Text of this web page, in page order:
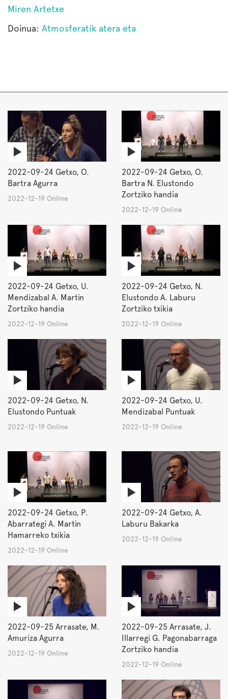
Miren Artetxe
Doinua: Atmosferatik atera eta
2022-09-24 Getxo, O.
Bartra Agurra
2022-12-19 Online
2022-09-24 Getxo, O.
Bartra N. Elustondo
Zortziko handia
2022-12-19 Online
2022-09-24 Getxo, U.
Mendizabal A. Martin
Zortziko handia
2022-12-19 Online
2022-09-24 Getxo, N.
Elustondo A. Laburu
Zortziko txikia
2022-12-19 Online
2022-09-24 Getxo, N.
Elustondo Puntuak
2022-12-19 Online
2022-09-24 Getxo, U.
Mendizabal Puntuak
2022-12-19 Online
2022-09-24 Getxo, P.
Abarrategi A. Martin
Hamarreko txikia
2022-12-19 Online
2022-09-24 Getxo, A.
Laburu Bakarka
2022-12-19 Online
2022-09-25 Arrasate, M.
Amuriza Agurra
2022-12-19 Online
2022-09-25 Arrasate, J.
Illarregi G. Pagonabarraga
Zortziko handia
2022-12-19 Online